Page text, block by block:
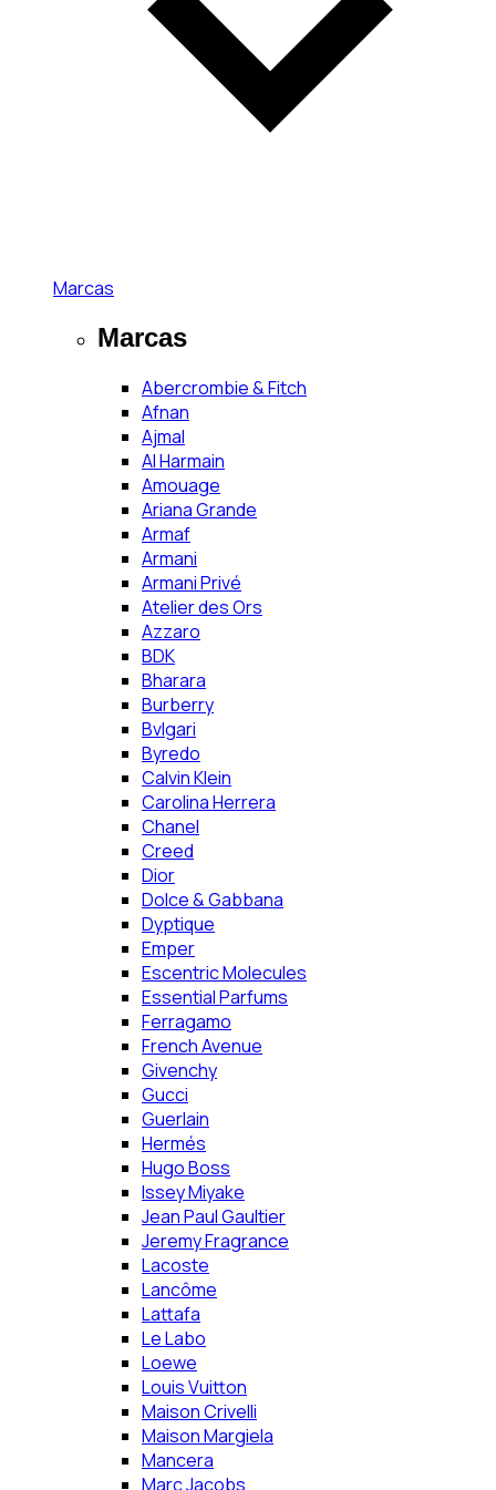
Marcas
Marcas
Abercrombie & Fitch
Afnan
Ajmal
Al Harmain
Amouage
Ariana Grande
Armaf
Armani
Armani Privé
Atelier des Ors
Azzaro
BDK
Bharara
Burberry
Bvlgari
Byredo
Calvin Klein
Carolina Herrera
Chanel
Creed
Dior
Dolce & Gabbana
Dyptique
Emper
Escentric Molecules
Essential Parfums
Ferragamo
French Avenue
Givenchy
Gucci
Guerlain
Hermés
Hugo Boss
Issey Miyake
Jean Paul Gaultier
Jeremy Fragrance
Lacoste
Lancôme
Lattafa
Le Labo
Loewe
Louis Vuitton
Maison Crivelli
Maison Margiela
Mancera
Marc Jacobs